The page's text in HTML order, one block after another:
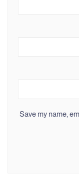
Save my name,